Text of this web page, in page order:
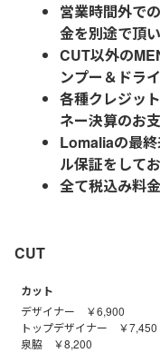
営業時間外で
金を別途で頂
CUT以外の
ンプー＆ドラ
各種クレジッ
ネー決算のお
Lomaliaの最
ル保証をしてお
全て税込み料
CUT
カット
デザイナー ￥6,900
トップデザイナー ￥7,450
泉脇 ￥8,200